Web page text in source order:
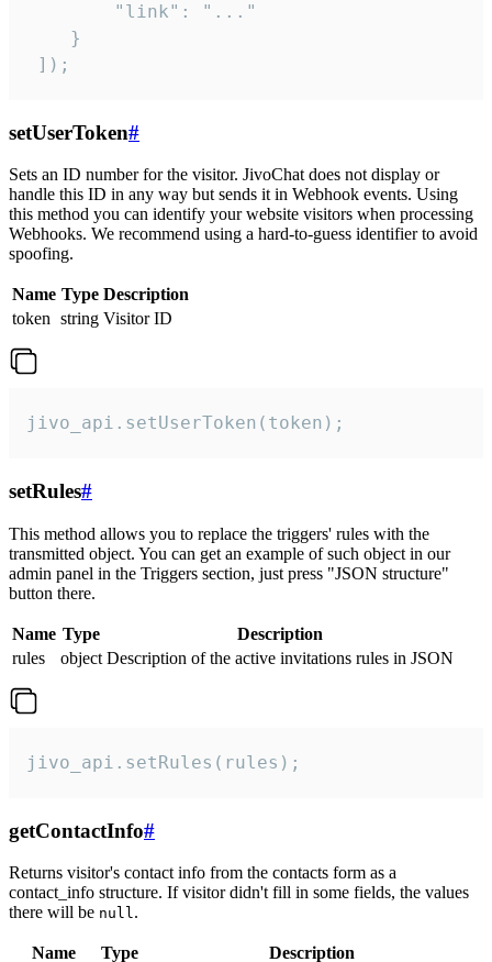
        "link": "..."
    }
]);
setUserToken#
Sets an ID number for the visitor. JivoChat does not display or
handle this ID in any way but sends it in Webhook events. Using
this method you can identify your website visitors when processing
Webhooks. We recommend using a hard-to-guess identifier to avoid
spoofing.
Name Type Description
token string Visitor ID
jivo_api.setUserToken(token);
setRules#
This method allows you to replace the triggers' rules with the
transmitted object. You can get an example of such object in our
admin panel in the Triggers section, just press "JSON structure"
button there.
Name Type
Description
rules
object Description of the active invitations rules in JSON
jivo_api.setRules(rules);
getContactInfo#
Returns visitor's contact info from the contacts form as a
contact_info structure. If visitor didn't fill in some fields, the values
there will be null.
Name Type
Description